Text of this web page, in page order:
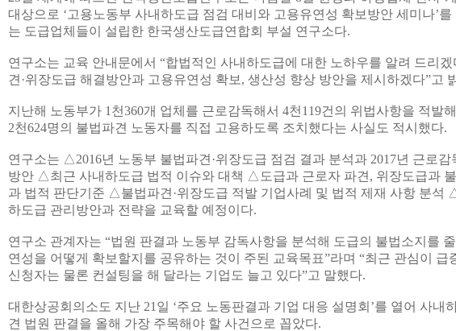
대상으로 ‘고용노동부 사내하도급 점검 대비와 고용유연성 확보방안 세미나’를
는 도급업체들이 설립한 한국생산도급연합회 부설 연구소다.
연구소는 교육 안내문에서 “합법적인 사내하도급에 대한 노하우를 알려 드리겠
견·위장도급 해결방안과 고용유연성 확보, 생산성 향상 방안을 제시하겠다”고
지난해 노동부가 1천360개 업체를 근로감독해서 4천119건의 위법사항을 적발
2천624명의 불법파견 노동자를 직접 고용하도록 조치했다는 사실도 적시했다.
연구소는 △2016년 노동부 불법파견·위장도급 점검 결과 분석과 2017년 근로감
방안 △최근 사내하도급 법적 이슈와 대책 △도급과 근로자 파견, 위장도급과
과 법적 판단기준 △불법파견·위장도급 적발 기업사례 및 법적 제재 사항 분석
하도급 관리방안과 전략을 교육할 예정이다.
연구소 관계자는 “법원 판결과 노동부 감독사항을 분석해 도급의 불법소지를
연성을 어떻게 확보할지를 공유하는 것이 주된 교육목표”라며 “최근 관심이 급
신청자는 물론 컨설팅을 해 달라는 기업도 늘고 있다”고 말했다.
대한상공회의소도 지난 21일 ‘주요 노동판결과 기업 대응 설명회’를 열어 사내
견 법원 판결을 올해 가장 주목해야 할 사건으로 꼽았다.